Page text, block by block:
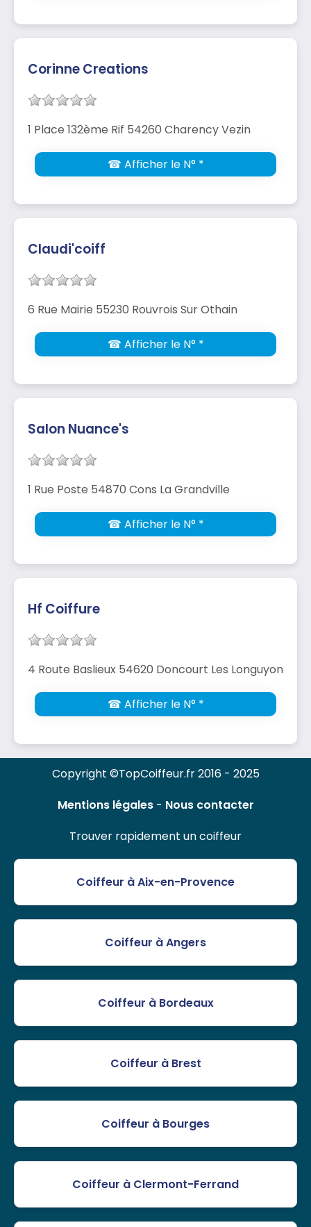
Corinne Creations
1 Place 132ème Rif 54260 Charency Vezin
☎ Afficher le N° *
Claudi'coiff
6 Rue Mairie 55230 Rouvrois Sur Othain
☎ Afficher le N° *
Salon Nuance's
1 Rue Poste 54870 Cons La Grandville
☎ Afficher le N° *
Hf Coiffure
4 Route Baslieux 54620 Doncourt Les Longuyon
☎ Afficher le N° *
Copyright ©TopCoiffeur.fr 2016 - 2025
Mentions légales- Nous contacter
Trouver rapidement un coiffeur
Coiffeur à Aix-en-Provence
Coiffeur à Angers
Coiffeur à Bordeaux
Coiffeur à Brest
Coiffeur à Bourges
Coiffeur à Clermont-Ferrand